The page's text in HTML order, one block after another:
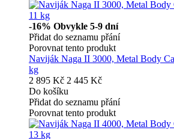
-16% Obvykle 5-9 dní
Přidat do seznamu přání
Porovnat tento produkt
Naviják Naga II 3000, Metal Body
kg
2 895 Kč 2 445 Kč
Do košíku
Přidat do seznamu přání
Porovnat tento produkt